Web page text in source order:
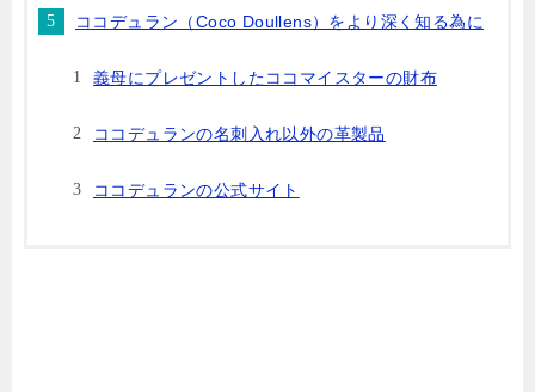
ココデュラン（Coco Doullens）をより深く知る為に
義母にプレゼントしたココマイスターの財布
ココデュランの名刺入れ以外の革製品
ココデュランの公式サイト